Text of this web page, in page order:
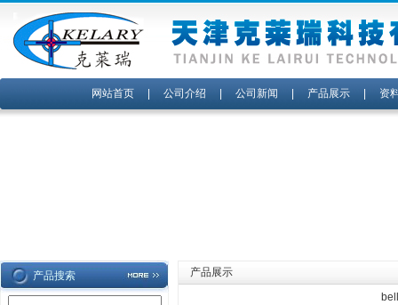
网站首页| 公司介绍 公司新闻 产品展示| 资
产品搜索
产品展示